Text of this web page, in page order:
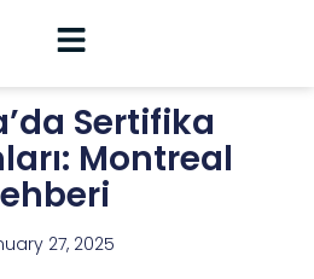
Sertifika
Montreal
27, 2025